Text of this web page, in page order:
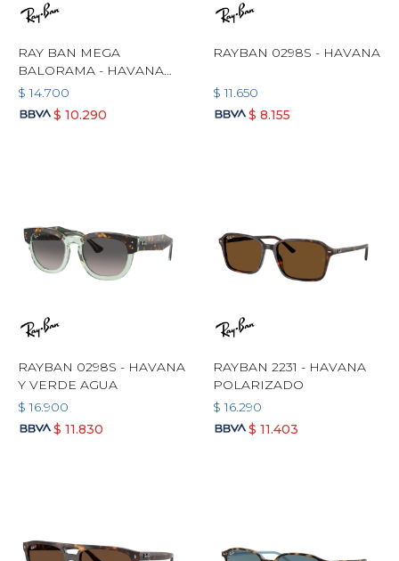
RAY BAN MEGA
BALORAMA - HAVANA
CLARO
$ 14.700
$ 10.290
RAYBAN 0298S - HAVANA
$ 11.650
$ 8.155
RAYBAN 0298S - HAVANA
Y VERDE AGUA
$ 16.900
$ 11.830
RAYBAN 2231 - HAVANA
POLARIZADO
$ 16.290
$ 11.403